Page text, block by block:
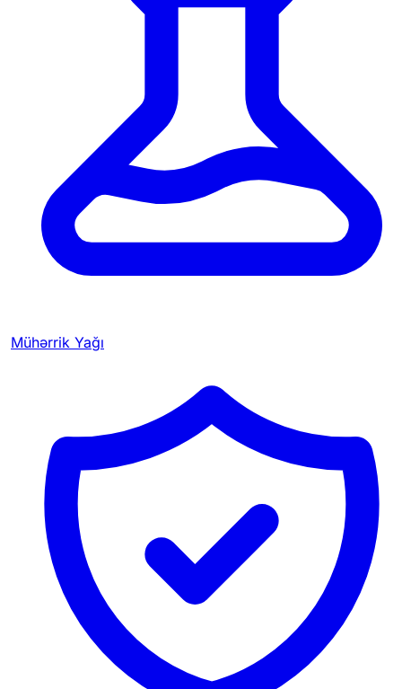
Mühərrik Yağı